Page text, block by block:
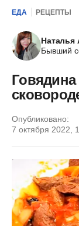
ЕДА РЕЦЕПТЫ
Наталья
Бывший
Опубликовано:
7 октября 2022,